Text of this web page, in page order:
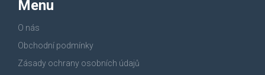
Menu
O nás
Obchodní podmínky
Zásady ochrany osobních údajů